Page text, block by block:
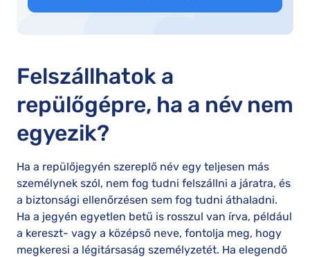
Felszállhatok a
repülőgépre, ha a név nem
egyezik?
Ha a repülőjegyén szereplő név egy teljesen más
személynek szól, nem fog tudni felszállni a járatra, és
a biztonsági ellenőrzésen sem fog tudni áthaladni.
Ha a jegyén egyetlen betű is rosszul van írva, például
a kereszt- vagy a középső neve, fontolja meg, hogy
megkeresi a légitársaság személyzetét. Ha elegendő